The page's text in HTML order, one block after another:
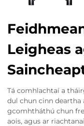
Leigheas
Tá comhlachtaí a
dul chun cinn deartha
gcomhtháthú chun
aois, agus ar